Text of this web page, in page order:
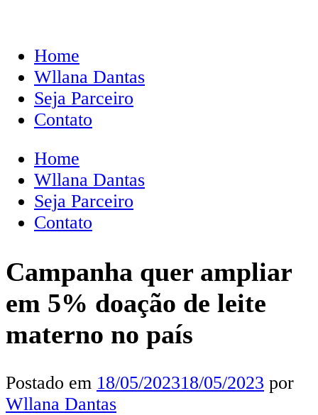
Home
Wllana Dantas
Seja Parceiro
Contato
Home
Wllana Dantas
Seja Parceiro
Contato
Campanha quer ampliar
em 5% doação de leite
materno no país
Postado em 18/05/202318/05/2023 por
Wllana Dantas